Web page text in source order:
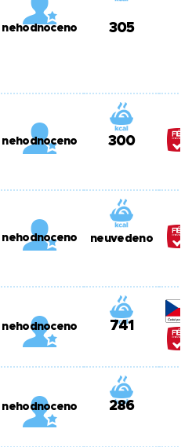
nehodnoceno 305
nehodnoceno 300
nehodnoceno neuvedeno
nehodnoceno 741
nehodnoceno 286